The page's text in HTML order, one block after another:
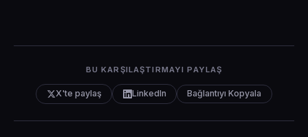
BU KARŞILAŞTIRMAYI PAYLAŞ
X'te paylaş LinkedIn Bağlantıyı Kopyala